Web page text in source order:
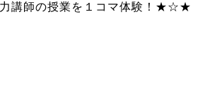
講師の授業を１コマ体験！★☆★